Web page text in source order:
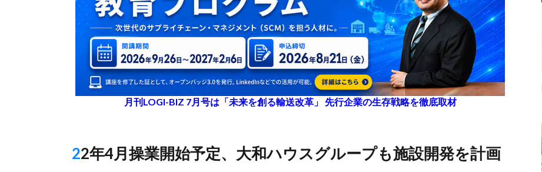
月刊LOGI-BIZ 7月号は「未来を創る輸送改革」 先行企業の生存戦略を徹底取材
22年4月操業開始予定、大和ハウスグループも施設開発を計画